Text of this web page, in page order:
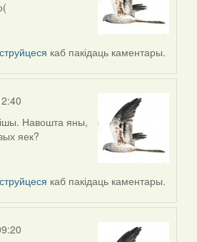
каб пакідаць каментары.
Навошта яны,
яек?
каб пакідаць каментары.